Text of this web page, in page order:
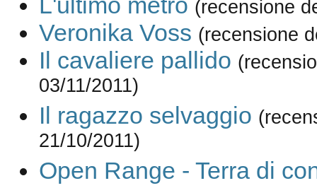
(recensione
Veronika Voss (recensione
Il cavaliere pallido
03/11/2011)
Il ragazzo selvaggio
21/10/2011)
Open Range - Terra di